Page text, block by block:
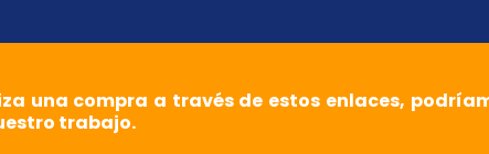
una compra a través de estos enlaces,
trabajo.